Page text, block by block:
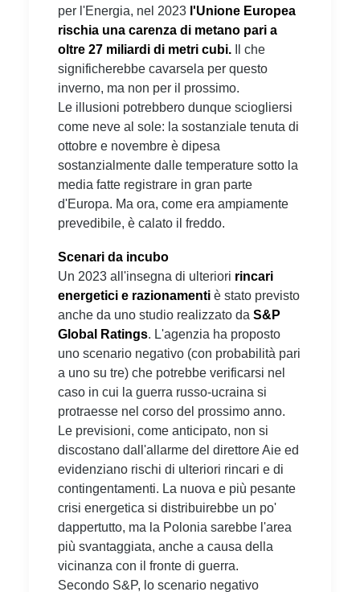
per l'Energia, nel 2023 l'Unione Europea
rischia una carenza di metano pari a
oltre 27 miliardi di metri cubi. Il che
significherebbe cavarsela per questo
inverno, ma non per il prossimo.
Le illusioni potrebbero dunque sciogliersi
come neve al sole: la sostanziale tenuta di
ottobre e novembre è dipesa
sostanzialmente dalle temperature sotto la
media fatte registrare in gran parte
d'Europa. Ma ora, come era ampiamente
prevedibile, è calato il freddo.
Scenari da incubo
Un 2023 all'insegna di ulteriori rincari
energetici e razionamenti è stato previsto
anche da uno studio realizzato da S&P
Global Ratings. L'agenzia ha proposto
uno scenario negativo (con probabilità pari
a uno su tre) che potrebbe verificarsi nel
caso in cui la guerra russo-ucraina si
protraesse nel corso del prossimo anno.
Le previsioni, come anticipato, non si
discostano dall'allarme del direttore Aie ed
evidenziano rischi di ulteriori rincari e di
contingentamenti. La nuova e più pesante
crisi energetica si distribuirebbe un po'
dappertutto, ma la Polonia sarebbe l'area
più svantaggiata, anche a causa della
vicinanza con il fronte di guerra.
Secondo S&P, lo scenario negativo